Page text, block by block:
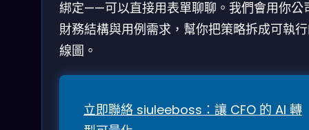
綁定——可以直接用表單聊聊。我們會用你公
財務結構與用例需求，幫你把策略拆成可執
線圖。
立即聯絡 siuleeboss：讓 CFO 的 AI 轉